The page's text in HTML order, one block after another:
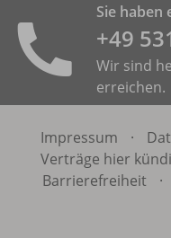
Sie haben
+49
Wir sind
erreichen.
Impressum ·
Verträge hier
Barrierefreiheit
·